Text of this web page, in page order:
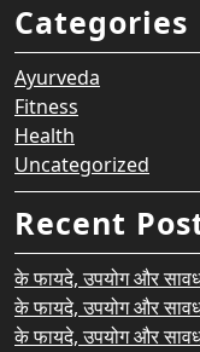
Categories
Ayurveda
Fitness
Health
Uncategorized
Recent
के फायदे, उपयोग और
के फायदे, उपयोग और
के फायदे, उपयोग और